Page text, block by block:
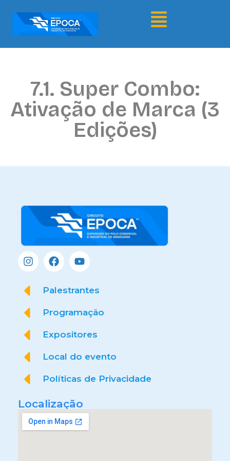
7.1. Super Combo:
Ativação de Marca (3
Edições)
Palestrantes
Programação
Expositores
Local do evento
Políticas de Privacidade
Localização